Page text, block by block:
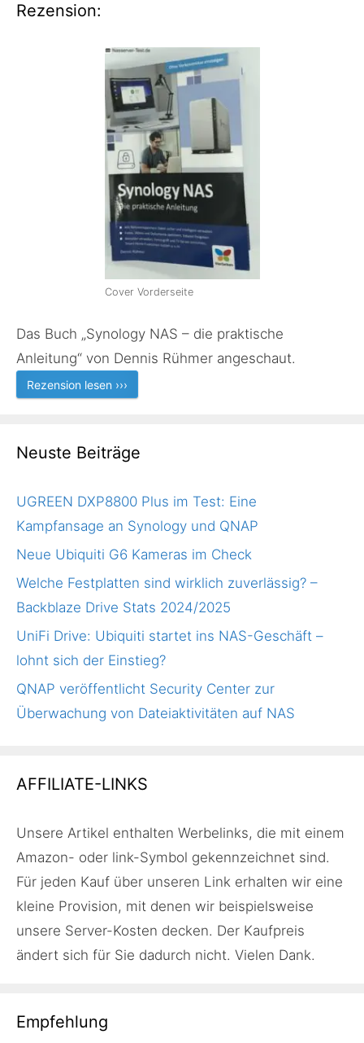
Rezension:
Cover Vorderseite
Das Buch „Synology NAS – die praktische
Anleitung“ von Dennis Rühmer angeschaut.
Rezension lesen ›››
Neuste Beiträge
UGREEN DXP8800 Plus im Test: Eine
Kampfansage an Synology und QNAP
Neue Ubiquiti G6 Kameras im Check
Welche Festplatten sind wirklich zuverlässig? –
Backblaze Drive Stats 2024/2025
UniFi Drive: Ubiquiti startet ins NAS-Geschäft –
lohnt sich der Einstieg?
QNAP veröffentlicht Security Center zur
Überwachung von Dateiaktivitäten auf NAS
AFFILIATE-LINKS
Unsere Artikel enthalten Werbelinks, die mit einem
Amazon- oder link-Symbol gekennzeichnet sind.
Für jeden Kauf über unseren Link erhalten wir eine
kleine Provision, mit denen wir beispielsweise
unsere Server-Kosten decken. Der Kaufpreis
ändert sich für Sie dadurch nicht. Vielen Dank.
Empfehlung